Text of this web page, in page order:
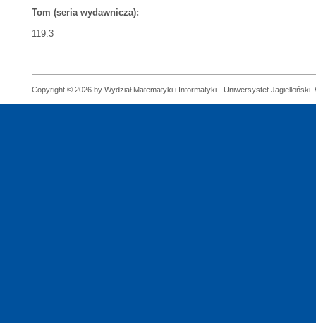
Tom (seria wydawnicza):
119.3
Copyright © 2026 by Wydział Matematyki i Informatyki - Uniwersystet